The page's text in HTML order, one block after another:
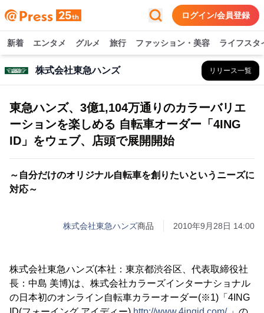
ログイン/会員登録
新着 エンタメ グルメ 旅行 ファッション・美容 ライフスタ
株式会社東急ハンズ リリース一覧
東急ハンズ、3億1,104万通りのカラーバリエ
ーションを楽しめる 自転車オーダー「4ING
ID」をウェブ、店頭で展開開始
～自分だけのオリジナル自転車を創りたいというニーズに
対応～
株式会社東急ハンズ商品 2010年9月28日 14:00
株式会社東急ハンズ(本社：東京都渋谷区、代表取締役社
長：中島 美博)は、株式会社カラーズインターナショナル
の日本初のオンライン自転車カラーオーダー(※1)「4ING